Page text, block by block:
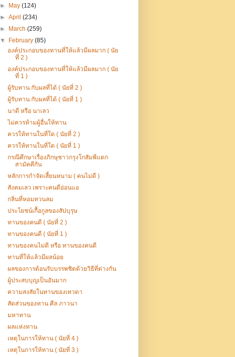
►
May(124)
►April(234)
►
March(259)
▼
February(85)
องค์ประกอบของทานที่ให้แล้วมีผลมาก ( นัย
ที่ 2 )
องค์ประกอบของทานที่ให้แล้วมีผลมาก ( นัย
ที่ 1 )
ผู้รับทาน กับผลที่ได้ ( นัยที่ 2 )
ผู้รับทาน กับผลที่ได้ ( นัยที่ 1 )
นาดี หรือ นาเลว
ไม่ควรห้ามผู้อื่นให้ทาน
ควรให้ทานในที่ใด ( นัยที่ 2 )
ควรให้ทานในที่ใด ( นัยที่ 1 )
กรณีศึกษาเรื่องภิกษุชาวกรุงโกสัมพีแตก
สามัคคีกัน
หลักการกำจัดเสี้ยนหนาม ( คนไม่ดี )
สังคมเลว เพราะคนดีอ่อนแอ
กลิ่นที่หอมทวนลม
ประโยชน์เกื้อกูลของสัปบุรุษ
ทานของคนดี ( นัยที่ 2 )
ทานของคนดี ( นัยที่ 1 )
ทานของคนไม่ดี หรือ ทานของคนดี
ทานที่ให้แล้วมีผลน้อย
ผลของการต้อนรับบรรพชิตด้วยวิธีที่ต่างกัน
ผู้ประสบบุญเป็นอันมาก
ความสงสัยในทานของเทวดา
สัดส่วนของทาน ศีล ภาวนา
มหาทาน
ผลแห่งทาน
เหตุในการให้ทาน ( นัยที่ 4 )
เหตุในการให้ทาน ( นัยที่ 3 )